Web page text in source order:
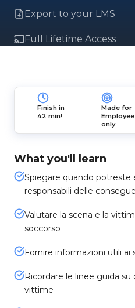
Export to your LMS
Full Lifetime Access
Finish in
42 min!
Made for
only
What you'll learn
Spiegare quando potreste
responsabili delle
Valutare la scena e la
soccorso
Fornire informazioni utili ai
Ricordare le linee guida
vittime